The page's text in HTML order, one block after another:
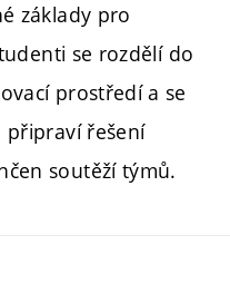
základy pro
se rozdělí do
prostředí a se
připraví řešení
soutěží týmů.